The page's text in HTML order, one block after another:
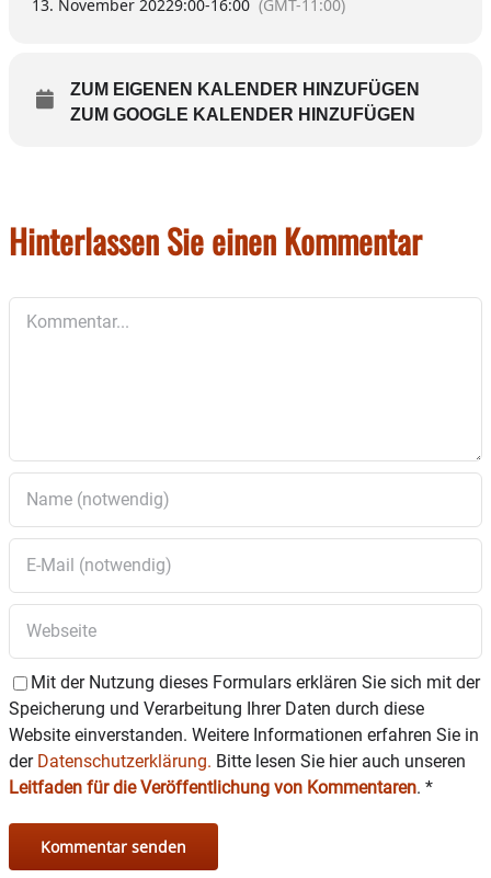
13. November 20229:00-16:00 (GMT-11:00)
ZUM EIGENEN KALENDER HINZUFÜGEN
ZUM GOOGLE KALENDER HINZUFÜGEN
Hinterlassen Sie einen Kommentar
Mit der Nutzung dieses Formulars erklären Sie sich mit der
Speicherung und Verarbeitung Ihrer Daten durch diese
Website einverstanden. Weitere Informationen erfahren Sie in
der Datenschutzerklärung. Bitte lesen Sie hier auch unseren
Leitfaden für die Veröffentlichung von Kommentaren. *